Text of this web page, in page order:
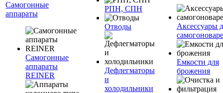
Самогонные
аппараты
Самогонные
аппараты
REINER
РПН, СПН
Отводы
Дефлегматоры
и
холодильники
Аксессуары
Емкости для
брожения